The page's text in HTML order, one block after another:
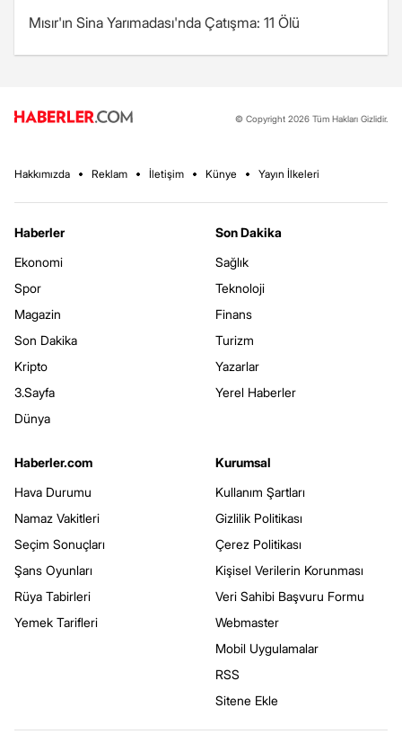
Mısır'ın Sina Yarımadası'nda Çatışma: 11 Ölü
© Copyright 2026 Tüm Hakları Gizlidir.
Hakkımızda Reklam İletişim Künye Yayın İlkeleri
Haberler
Ekonomi
Spor
Magazin
Son Dakika
Kripto
3.Sayfa
Dünya
Son Dakika
Sağlık
Teknoloji
Finans
Turizm
Yazarlar
Yerel Haberler
Haberler.com
Hava Durumu
Namaz Vakitleri
Seçim Sonuçları
Şans Oyunları
Rüya Tabirleri
Yemek Tarifleri
Kurumsal
Kullanım Şartları
Gizlilik Politikası
Çerez Politikası
Kişisel Verilerin Korunması
Veri Sahibi Başvuru Formu
Webmaster
Mobil Uygulamalar
RSS
Sitene Ekle